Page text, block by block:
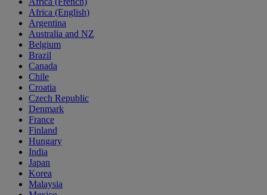
Africa (English)
Argentina
Australia and NZ
Belgium
Brazil
Canada
Chile
Croatia
Czech Republic
Denmark
France
Finland
Hungary
India
Japan
Korea
Malaysia